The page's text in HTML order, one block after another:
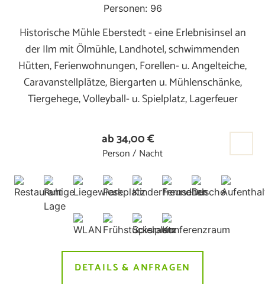
Personen: 96
Historische Mühle Eberstedt - eine Erlebnisinsel an
der Ilm mit Ölmühle, Landhotel, schwimmenden
Hütten, Ferienwohnungen, Forellen- u. Angelteiche,
Caravanstellplätze, Biergarten u. Mühlenschänke,
Tiergehege, Volleyball- u. Spielplatz, Lagerfeuer
ab 34,00 €
Person / Nacht
DETAILS & ANFRAGEN